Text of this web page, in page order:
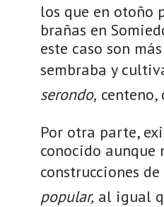
los que en otoño
brañas en
este caso son
sembraba y
serondo, centeno,
Por otra parte,
conocido aunque
construcciones
popular, al igual